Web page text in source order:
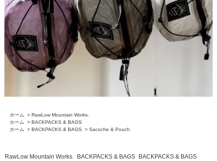
ホーム > RawLow Mountain Works.
ホーム
> BACKPACKS & BAGS
ホーム
> BACKPACKS & BAGS > Sacoche & Pouch
RawLow Mountain Works. BACKPACKS & BAGS
BACKPACKS & BAGS